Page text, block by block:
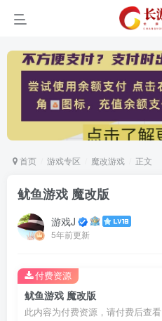
首页 游戏专区 魔改游戏 正文
鱿鱼游戏 魔改版
游戏J
5年前更新
鱿鱼游戏 魔改版
此内容为付费资源，请付费后查看
付费资源